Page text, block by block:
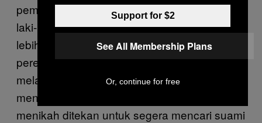
pemerintah tahun ini mengungkapkan 35 juta
laki-laki Tiongkok tidak memiliki pasangan,
lebih banyak jumlahnya daripada
perempuan. Totalnya diperkirakan
melampaui 90 juta beberapa tahun
mendatang. Perempuan yang belum
menikah ditekan untuk segera mencari suami
Support for $2
See All Membership Plans
Or, continue for free